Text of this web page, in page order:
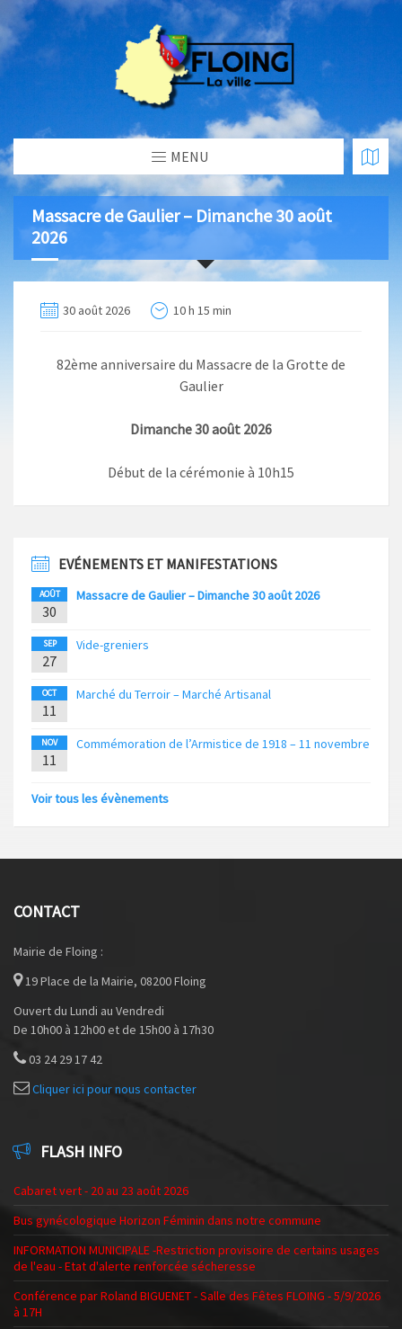
MENU
Massacre de Gaulier – Dimanche 30 août
2026
30 août 2026 10 h 15 min
82ème anniversaire du Massacre de la Grotte de
Gaulier
Dimanche 30 août 2026
Début de la cérémonie à 10h15
EVÉNEMENTS ET MANIFESTATIONS
AOÛT
30
Massacre de Gaulier – Dimanche 30 août 2026
SEP
27
Vide-greniers
OCT
11
Marché du Terroir – Marché Artisanal
NOV
11
Commémoration de l’Armistice de 1918 – 11 novembre
Voir tous les évènements
CONTACT
Mairie de Floing :
19 Place de la Mairie, 08200 Floing
Ouvert du Lundi au Vendredi
De 10h00 à 12h00 et de 15h00 à 17h30
03 24 29 17 42
Cliquer ici pour nous contacter
FLASH INFO
Cabaret vert - 20 au 23 août 2026
Bus gynécologique Horizon Féminin dans notre commune
INFORMATION MUNICIPALE -Restriction provisoire de certains usages
de l'eau - Etat d'alerte renforcée sécheresse
Conférence par Roland BIGUENET - Salle des Fêtes FLOING - 5/9/2026
à 17H